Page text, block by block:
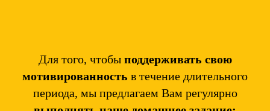
Для того, чтобы поддерживать свою
мотивированность в течение длительного
периода, мы предлагаем Вам регулярно